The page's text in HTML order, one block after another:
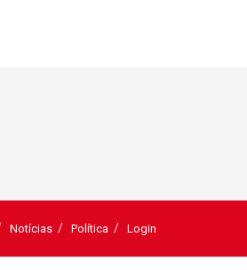
Notícias Política Login